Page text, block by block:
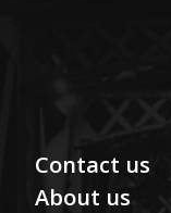
Contact us
About us